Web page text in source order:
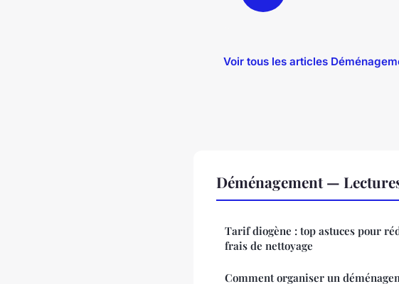
Voir tous les articles
Déménagement —
Tarif diogène : top astuces pour
frais de nettoyage
Comment organiser un